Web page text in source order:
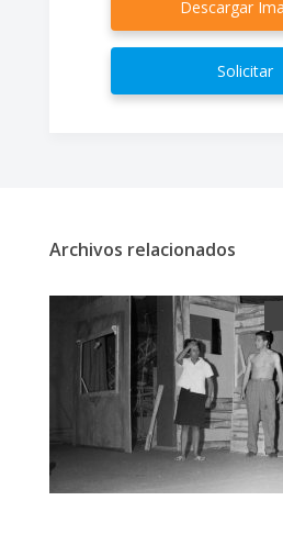
Descargar
Solicitar
Archivos relacionados